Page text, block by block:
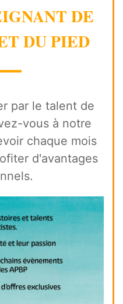
DE
DU PIED
par le talent de
vous à notre
chaque mois
d'avantages